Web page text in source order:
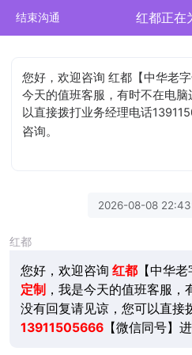
结束沟通 红都正在
您好，欢迎咨询 红都【中华老
今天的值班客服，有时不在电
以直接拨打业务经理电话
咨询。
2026-08-08
红都
您好，欢迎咨询 红都【中华老
定制 ，我是今天的值班客服，
没有回复请见谅，您可以直接
13911505666【微信同号】进